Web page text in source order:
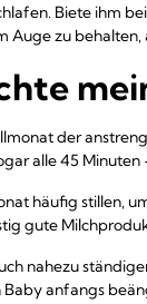
Biete ihm
Auge zu
der
alle 45 Minuten
häufig stillen,
gute
nahezu
anfangs